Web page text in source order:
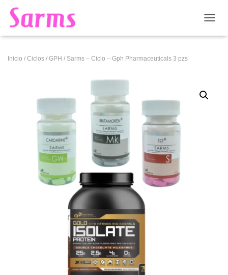
Inicio / Ciclos / GPH / Sarms – Ciclo – Gph Pharmaceuticals 3 pzs